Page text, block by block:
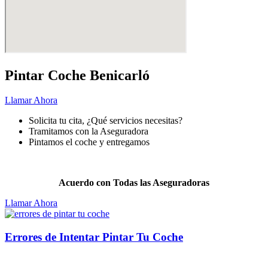
Pintar Coche Benicarló
Llamar Ahora
Solicita tu cita, ¿Qué servicios necesitas?
Tramitamos con la Aseguradora
Pintamos el coche y entregamos
Acuerdo con Todas las Aseguradoras
Llamar Ahora
Errores de Intentar Pintar Tu Coche